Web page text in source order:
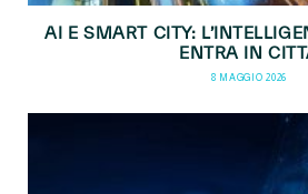
AI E SMART CITY:
ENTRA IN
8 MAGGIO 2026